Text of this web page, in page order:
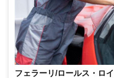
フェラーリ/ロールス・ロ